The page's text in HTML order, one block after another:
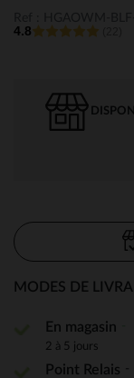
4.8
MODES DE
En magasin
2 à 5 jours
Point Relais